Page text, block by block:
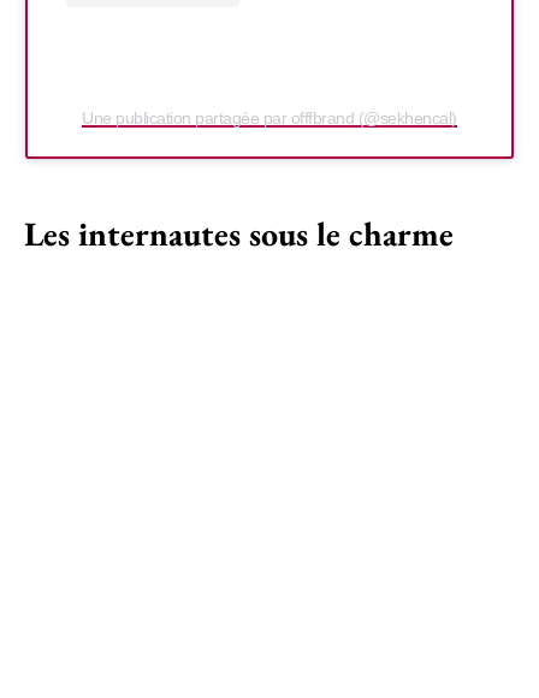
Une publication partagée par offfbrand (@sekhencal)
Les internautes sous le charme